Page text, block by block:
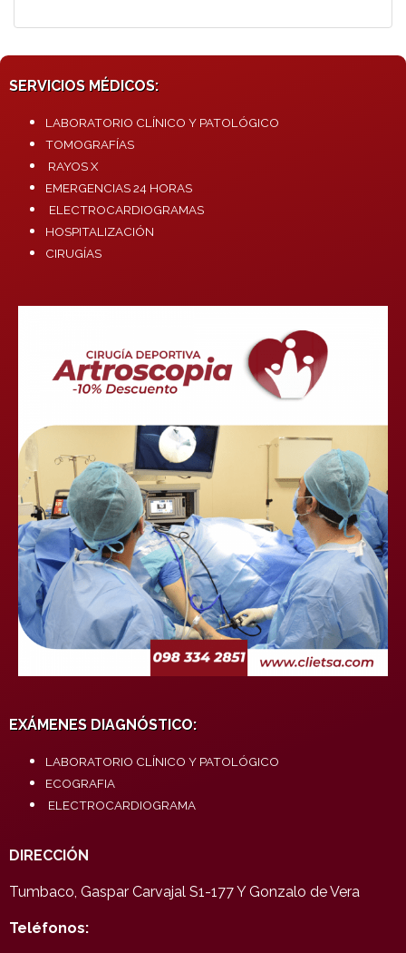
SERVICIOS MÉDICOS:
LABORATORIO CLÍNICO Y PATOLÓGICO
TOMOGRAFÍAS
RAYOS X
EMERGENCIAS 24 HORAS
ELECTROCARDIOGRAMAS
HOSPITALIZACIÓN
CIRUGÍAS
EXÁMENES DIAGNÓSTICO:
LABORATORIO CLÍNICO Y PATOLÓGICO
ECOGRAFIA
ELECTROCARDIOGRAMA
DIRECCIÓN
Tumbaco, Gaspar Carvajal S1-177 Y Gonzalo de Vera
Teléfonos: